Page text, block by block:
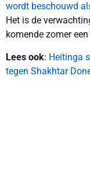
wordt beschouwd
Het is de
komende zomer
Lees ook: Heitinga
tegen Shakhtar